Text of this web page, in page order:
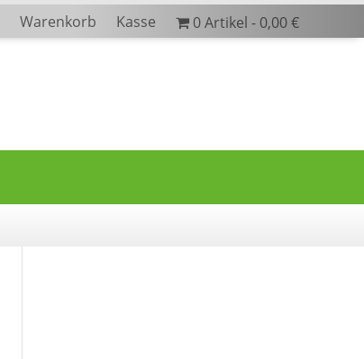
Warenkorb Kasse 0 Artikel 0,00 €